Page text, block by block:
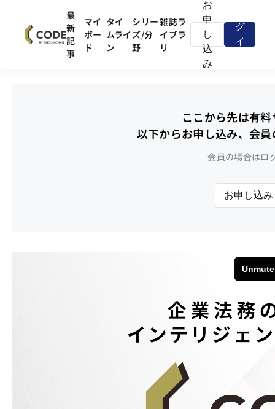
最
新
記
事
マイ
ボー
ド
タイ
ムライ
ン
シリー
ズ/分
野
雑誌ラ
イブラ
リ
お
申
し
込
み
グ
イ
ここから先は有
以下からお申し込み、会
会員の場合はロ
お申し込み